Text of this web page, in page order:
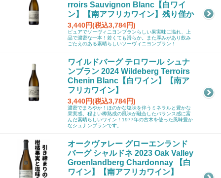
rroirs Sauvignon Blanc【白ワイ
ン】【南アフリカワイン】残り僅か
3,440円(税込3,784円)
ピュアでソーヴィニヨンブランらしい果実味に溢れ、上
品で濃密な一本！若くても滑らか。また厚みがあり飲み
ごたえのある素晴らしいソーヴィニヨンブラン！
ワイルドバーグ テロワール シュナ
ンブラン 2024 Wildeberg Terroirs
Chenin Blanc【白ワイン】【南ア
フリカワイン】
3,440円(税込3,784円)
濃密でまろやか！ほのかな塩味を伴うミネラルと豊かな
果実感、程よい樽熟成の風味が融合したバランス感に富
んだ素晴らしいワイン！1977年の古木を使った風味豊か
なシュナンブランです。
オークヴァレー グローエンランド
バーグ シャルドネ 2023 Oak Valley
Groenlandberg Chardonnay 【白
ワイン】【南アフリカワイン】